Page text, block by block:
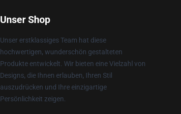
Unser Shop
Unser erstklassiges Team hat diese
hochwertigen, wunderschön gestalteten
Produkte entwickelt. Wir bieten eine Vielzahl von
Designs, die Ihnen erlauben, Ihren Stil
auszudrücken und Ihre einzigartige
Persönlichkeit zeigen.